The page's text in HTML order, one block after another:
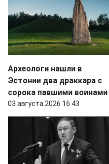
Археологи нашли в
Эстонии два драккара с
сорока павшими воинами
03 августа 2026 16:43